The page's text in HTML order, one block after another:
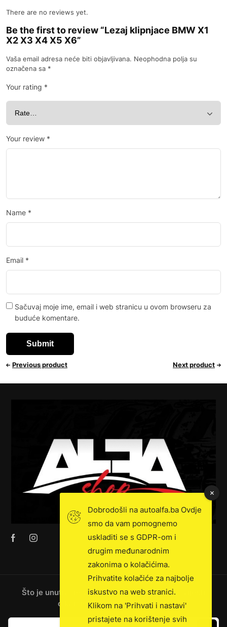
There are no reviews yet.
Be the first to review “Lezaj klipnjace BMW X1
X2 X3 X4 X5 X6”
Vaša email adresa neće biti objavljivana. Neophodna polja su
označena sa *
Your rating *
Your review *
Name *
Email *
Sačuvaj moje ime, email i web stranicu u ovom browseru za
buduće komentare.
Previous product Next product
Što je unutra: novosti, ekskluzivna prodaja, vijesti
o kamionima i još mnogo toga!
Dobrodošli na autoalfa.ba Ovdje
smo da vam pomognemo
uskladiti se s GDPR-om i
drugim međunarodnim
zakonima o kolačićima.
Prihvatite kolačiće za najbolje
iskustvo na web stranici.
Klikom na 'Prihvati i nastavi'
pristajete na korištenje svih